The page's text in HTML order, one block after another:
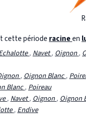
cette période racineen
, Navet, Oignon,
, Oignon Blanc,
Blanc, Poireau
, Navet, Oignon, Oignon
, Endive